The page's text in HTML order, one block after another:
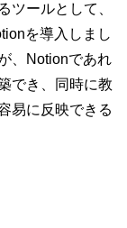
ツールとして、
を導入しまし
、Notionであれ
でき、同時に教
易に反映できる